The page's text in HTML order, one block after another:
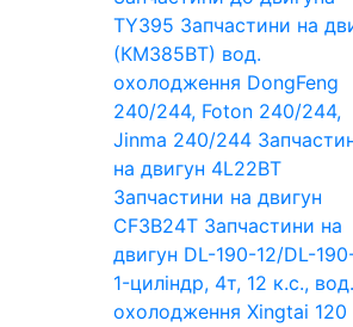
TY395 Запчастини на
(КМ385ВТ) вод.
охолодження DongFeng
240/244, Foton 240/244,
Jinma 240/244
на двигун 4L22BT
Запчастини на двигун
CF3B24T Запчастини на
двигун DL-190-12/DL-
1-циліндр, 4т, 12 к.с., вод.
охолодження Xingtai 120